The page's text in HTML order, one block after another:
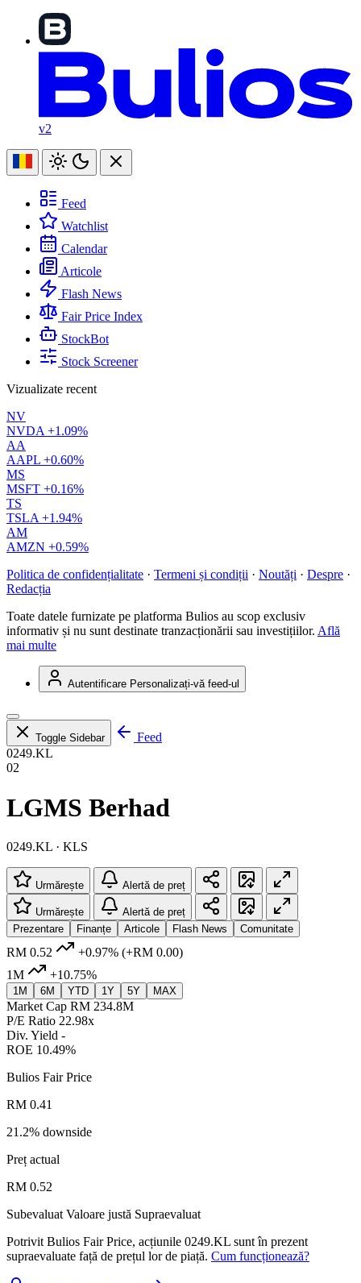
v2
Feed
Watchlist
Calendar
Articole
Flash News
Fair Price Index
StockBot
Stock Screener
Vizualizate recent
NV
NVDA +1.09%
AA
AAPL +0.60%
MS
MSFT +0.16%
TS
TSLA +1.94%
AM
AMZN +0.59%
Politica de confidențialitate · Termeni și condiții · Noutăți · Despre ·
Redacția
Toate datele furnizate pe platforma Bulios au scop exclusiv
informativ și nu sunt destinate tranzacționării sau investițiilor. Află
mai multe
Autentificare Personalizați-vă feed-ul
Toggle Sidebar
Feed
0249.KL
02
LGMS Berhad
0249.KL · KLS
Urmărește Alertă de preț
Urmărește
Alertă de preț
Prezentare
Finanțe Articole Flash News Comunitate
RM 0.52 +0.97% (+RM 0.00)
1M
+10.75%
1M 6M YTD 1Y 5Y MAX
Market Cap RM 234.8M
P/E Ratio 22.98x
Div. Yield -
ROE 10.49%
Bulios Fair Price
RM 0.41
21.2% downside
Preț actual
RM 0.52
Subevaluat Valoare justă Supraevaluat
Potrivit Bulios Fair Price, acțiunile 0249.KL sunt în prezent
supraevaluate față de prețul lor de piață. Cum funcționează?